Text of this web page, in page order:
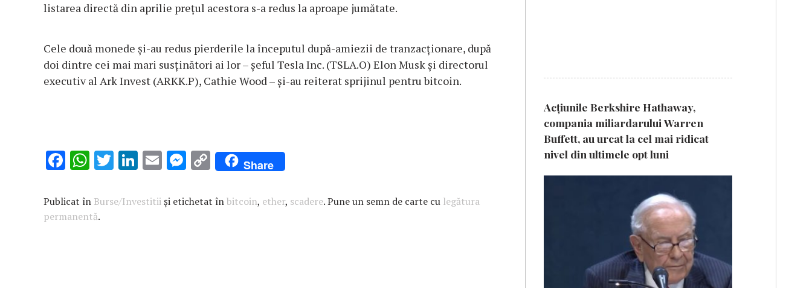
listarea directă din aprilie preţul acestora s-a redus la aproape jumătate.
Cele două monede și-au redus pierderile la începutul după-amiezii de tranzacționare, după
doi dintre cei mai mari susținători ai lor – șeful Tesla Inc. (TSLA.O) Elon Musk și directorul
executiv al Ark Invest (ARKK.P), Cathie Wood – și-au reiterat sprijinul pentru bitcoin.
F
e
b
W
at
s
T
it
Li
k
E
ai
M
se
C
o
p
Share
Publicat în Burse/Investitiiși etichetat înbitcoin, ether, scadere. Pune un semn de carte cu legătura
permanentă.
Acțiunile Berkshire Hathaway,
compania miliardarului Warren
Buffett, au urcat la cel mai ridicat
nivel din ultimele opt luni